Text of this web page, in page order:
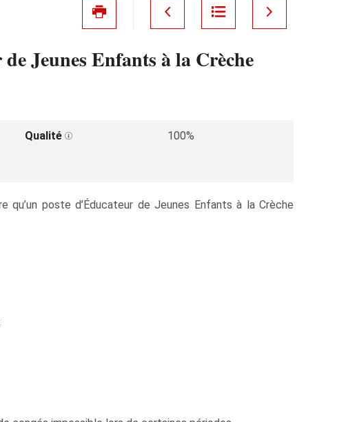
Jeunes Enfants à la Crèche
Qualité
100%
poste d’Éducateur de Jeunes Enfants à la Crèche